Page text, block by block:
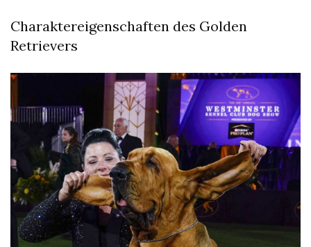
Charaktereigenschaften des Golden
Retrievers